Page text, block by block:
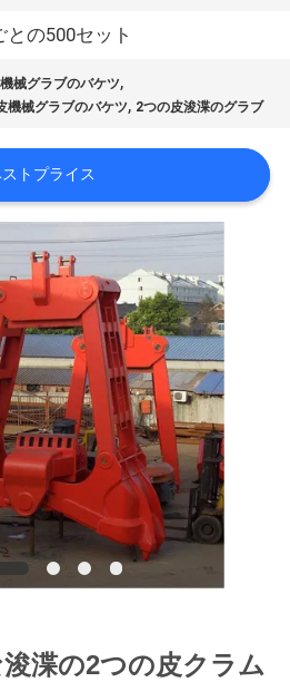
との500セット
械グラブのバケツ,
機械グラブのバケツ, 2つの皮浚渫のグラブ
トプライス
渫の2つの皮クラム